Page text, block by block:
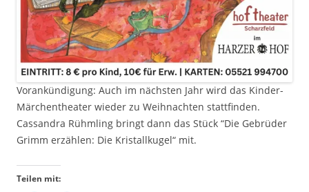
Vorankündigung: Auch im nächsten Jahr wird das Kinder-
Märchentheater wieder zu Weihnachten stattfinden.
Cassandra Rühmling bringt dann das Stück “Die Gebrüder
Grimm erzählen: Die Kristallkugel“ mit.
Teilen mit: